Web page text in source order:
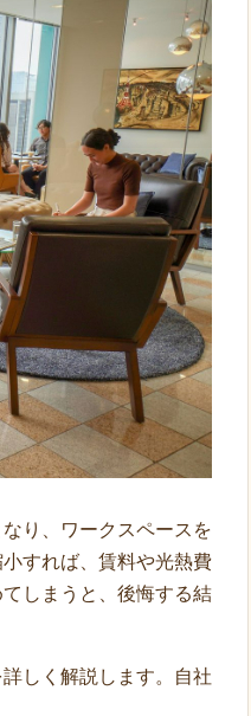
り、ワークスペースを
すれば、賃料や光熱費
しまうと、後悔する結
しく解説します。自社